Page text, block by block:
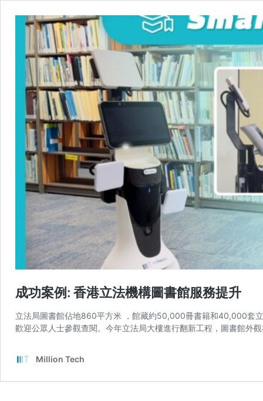
成功案例: 香港立法機構圖書館服務提升
立法局圖書館佔地860平方米 ，館藏約50,000冊書籍和40,000套
歡迎公眾人士參觀查閱。今年立法局大樓進行翻新工程，圖書館外
Million Tech